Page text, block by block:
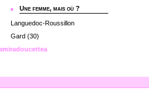
Une femme, mais où ?
Languedoc-Roussillon
Gard (30)